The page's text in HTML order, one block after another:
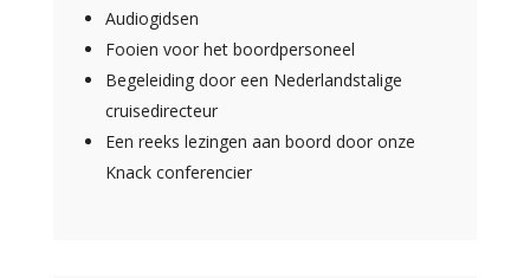
Audiogidsen
Fooien voor het boordpersoneel
Begeleiding door een Nederlandstalige
cruisedirecteur
Een reeks lezingen aan boord door onze
Knack conferencier